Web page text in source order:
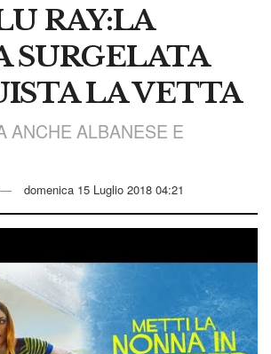
RAY:LA
SURGELATA
LA VETTA
ANCHE ALBANESE E
domenica 15 Luglio 2018 04:21